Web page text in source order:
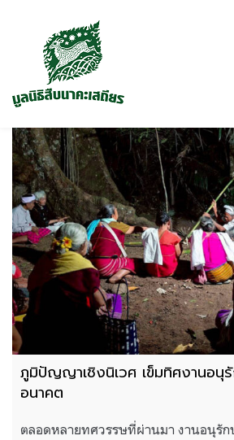
ภูมิปัญญาเชิงนิเวศ เข็มทิศงานอนุ
อนาคต
ตลอดหลายทศวรรษที่ผ่านมา งานอนุรั